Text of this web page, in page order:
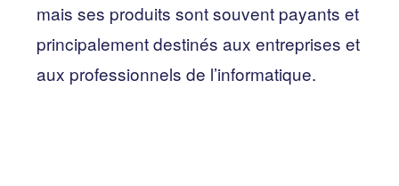
mais ses produits sont souvent payants et
principalement destinés aux entreprises et
aux professionnels de l’informatique.